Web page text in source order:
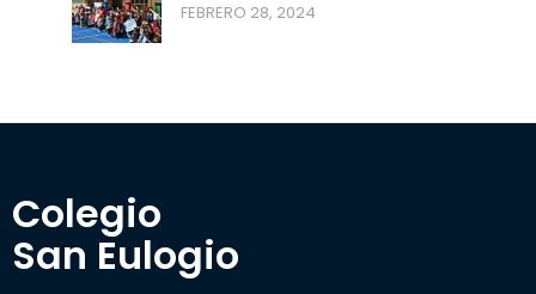
FEBRERO 28, 2024
Colegio
San Eulogio